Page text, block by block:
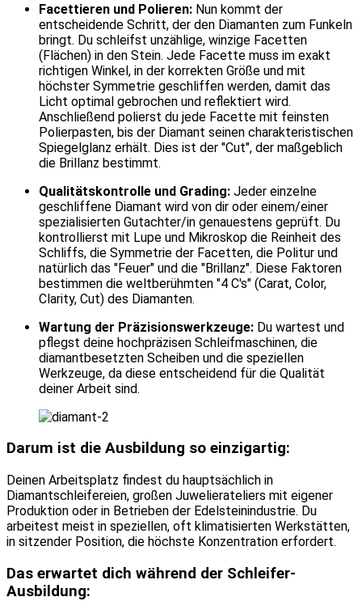
Facettieren und Polieren: Nun kommt der
entscheidende Schritt, der den Diamanten zum Funkeln
bringt. Du schleifst unzählige, winzige Facetten
(Flächen) in den Stein. Jede Facette muss im exakt
richtigen Winkel, in der korrekten Größe und mit
höchster Symmetrie geschliffen werden, damit das
Licht optimal gebrochen und reflektiert wird.
Anschließend polierst du jede Facette mit feinsten
Polierpasten, bis der Diamant seinen charakteristischen
Spiegelglanz erhält. Dies ist der "Cut", der maßgeblich
die Brillanz bestimmt.
Qualitätskontrolle und Grading: Jeder einzelne
geschliffene Diamant wird von dir oder einem/einer
spezialisierten Gutachter/in genauestens geprüft. Du
kontrollierst mit Lupe und Mikroskop die Reinheit des
Schliffs, die Symmetrie der Facetten, die Politur und
natürlich das "Feuer" und die "Brillanz". Diese Faktoren
bestimmen die weltberühmten "4 C's" (Carat, Color,
Clarity, Cut) des Diamanten.
Wartung der Präzisionswerkzeuge: Du wartest und
pflegst deine hochpräzisen Schleifmaschinen, die
diamantbesetzten Scheiben und die speziellen
Werkzeuge, da diese entscheidend für die Qualität
deiner Arbeit sind.
Darum ist die Ausbildung so einzigartig:
Deinen Arbeitsplatz findest du hauptsächlich in
Diamantschleifereien, großen Juwelierateliers mit eigener
Produktion oder in Betrieben der Edelsteinindustrie. Du
arbeitest meist in speziellen, oft klimatisierten Werkstätten,
in sitzender Position, die höchste Konzentration erfordert.
Das erwartet dich während der Schleifer-
Ausbildung: